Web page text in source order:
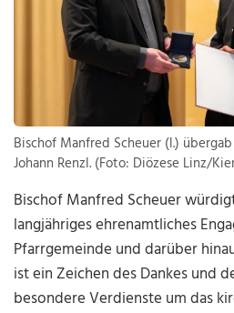
Bischof Manfred Scheuer (l.)
Johann Renzl. (Foto: Diözese Linz/
Bischof Manfred Scheuer
langjähriges ehrenamtliches
Pfarrgemeinde und darüber
ist ein Zeichen des Dankes und
besondere Verdienste um das